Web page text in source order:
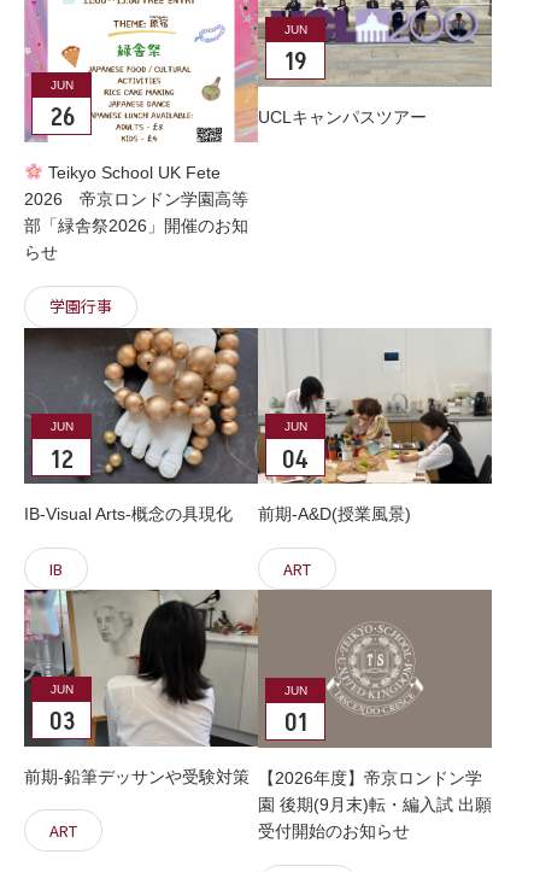
JUN
26
Teikyo School UK Fete
2026 帝京ロンドン学園高等
部「緑舎祭2026」開催のお知
らせ
学園行事
JUN
19
UCLキャンパスツアー
JUN
12
IB-Visual Arts-概念の具現化
IB
JUN
04
前期-A&D(授業風景)
ART
JUN
03
前期-鉛筆デッサンや受験対策
ART
JUN
01
【2026年度】帝京ロンドン学
園 後期(9月末)転・編入試 出願
受付開始のお知らせ